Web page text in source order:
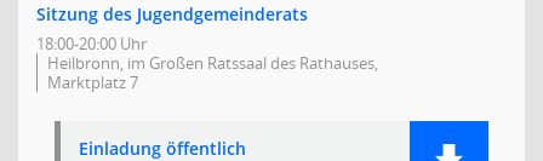
Sitzung des Jugendgemeinderats
18:00-20:00 Uhr
Heilbronn, im Großen Ratssaal des Rathauses,
Marktplatz 7
Einladung öffentlich